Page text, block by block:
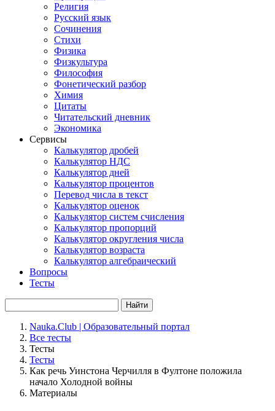
Религия
Русский язык
Сочинения
Стихи
Физика
Физкультура
Философия
Фонетический разбор
Химия
Цитаты
Читательский дневник
Экономика
Сервисы
Калькулятор дробей
Калькулятор НДС
Калькулятор дней
Калькулятор процентов
Перевод числа в текст
Калькулятор оценок
Калькулятор систем счисления
Калькулятор пропорций
Калькулятор округления числа
Калькулятор возраста
Калькулятор алгебраический
Вопросы
Тесты
Найти
Nauka.Club | Образовательный портал
Все тесты
Тесты
Тесты
Как речь Уинстона Черчилля в Фултоне положила
начало Холодной войны
Материалы